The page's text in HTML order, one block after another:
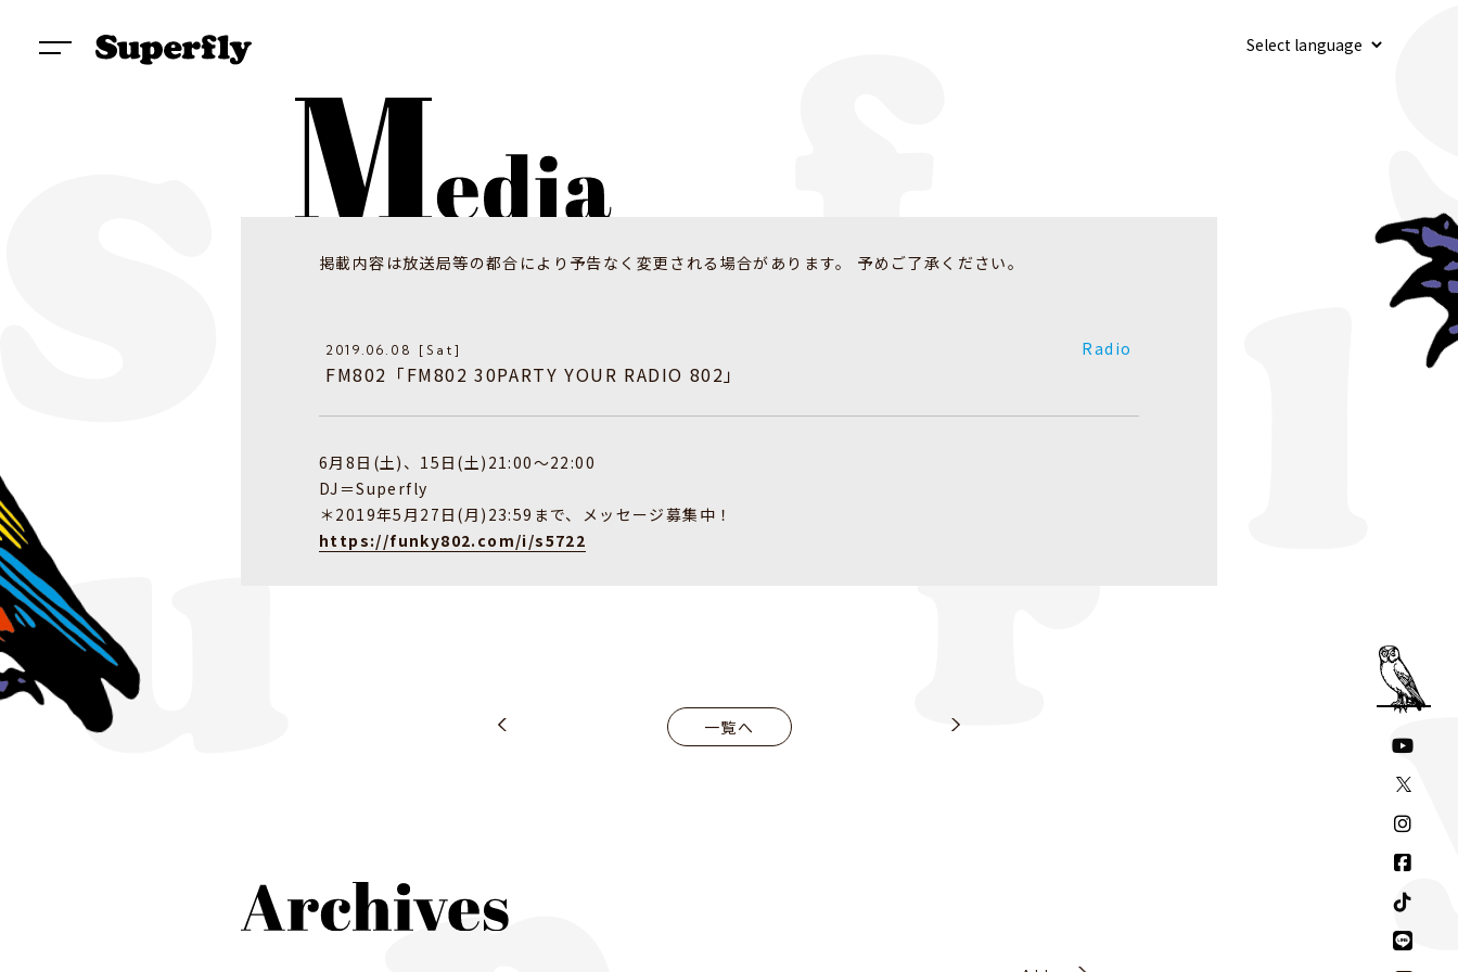
掲載内容は放送局等の都合により予告なく変更される場合があります。 予めご了承ください。
2019.06.08 [Sat] Radio
​FM802「FM802 30PARTY YOUR RADIO 802」
6月8日(土)、15日(土)21:00〜22:00
DJ＝Superfly
＊2019年5月27日(月)23:59まで、メッセージ募集中！
https://funky802.com/i/s5722
一覧へ